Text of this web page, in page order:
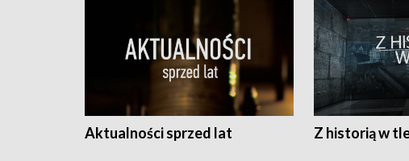
Aktualności sprzed lat Z historią w